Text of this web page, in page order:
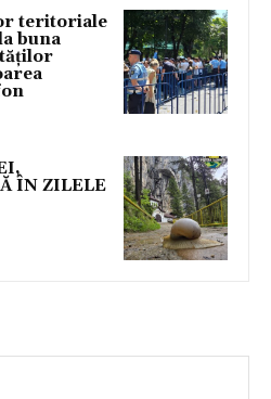
teritoriale
buna
ÎN ZILELE